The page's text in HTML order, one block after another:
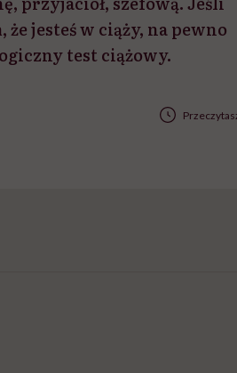
jesteś w ciąży, na pewno
test ciążowy.